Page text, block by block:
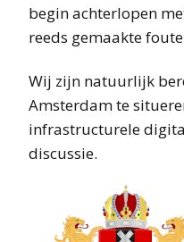
begin achterlopen
reeds gemaakte
Wij zijn natuurlijk
Amsterdam te
infrastructurele
discussie.